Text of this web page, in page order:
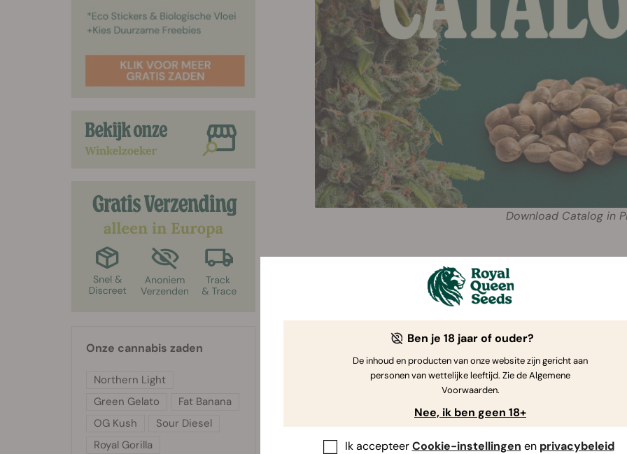
Download Catalog in
Gorilla Banana The 2019
Onze cannabis zaden
Northern Light
Green Gelato
Fat Banana
OG Kush
Sour Diesel
Royal Gorilla
Ben je 18 jaar of ouder?
De inhoud en producten van onze website zijn gericht aan
personen van wettelijke leeftijd. Zie de Algemene
Voorwaarden.
Nee, ik ben geen 18+
Ik accepteerCookie-instellingen en privacybeleid